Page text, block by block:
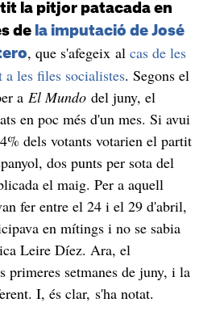
la pitjor patacada en
de la imputació de José
, que s'afegeix al cas de les
a les files socialistes. Segons el
a El Mundo del juny, el
en poc més d'un mes. Si avui
dels votants votarien el partit
dos punts per sota del
el maig. Per a aquell
fer entre el 24 i el 29 d'abril,
en mítings i no se sabia
Leire Díez. Ara, el
primeres setmanes de juny, i la
I, és clar, s'ha notat.